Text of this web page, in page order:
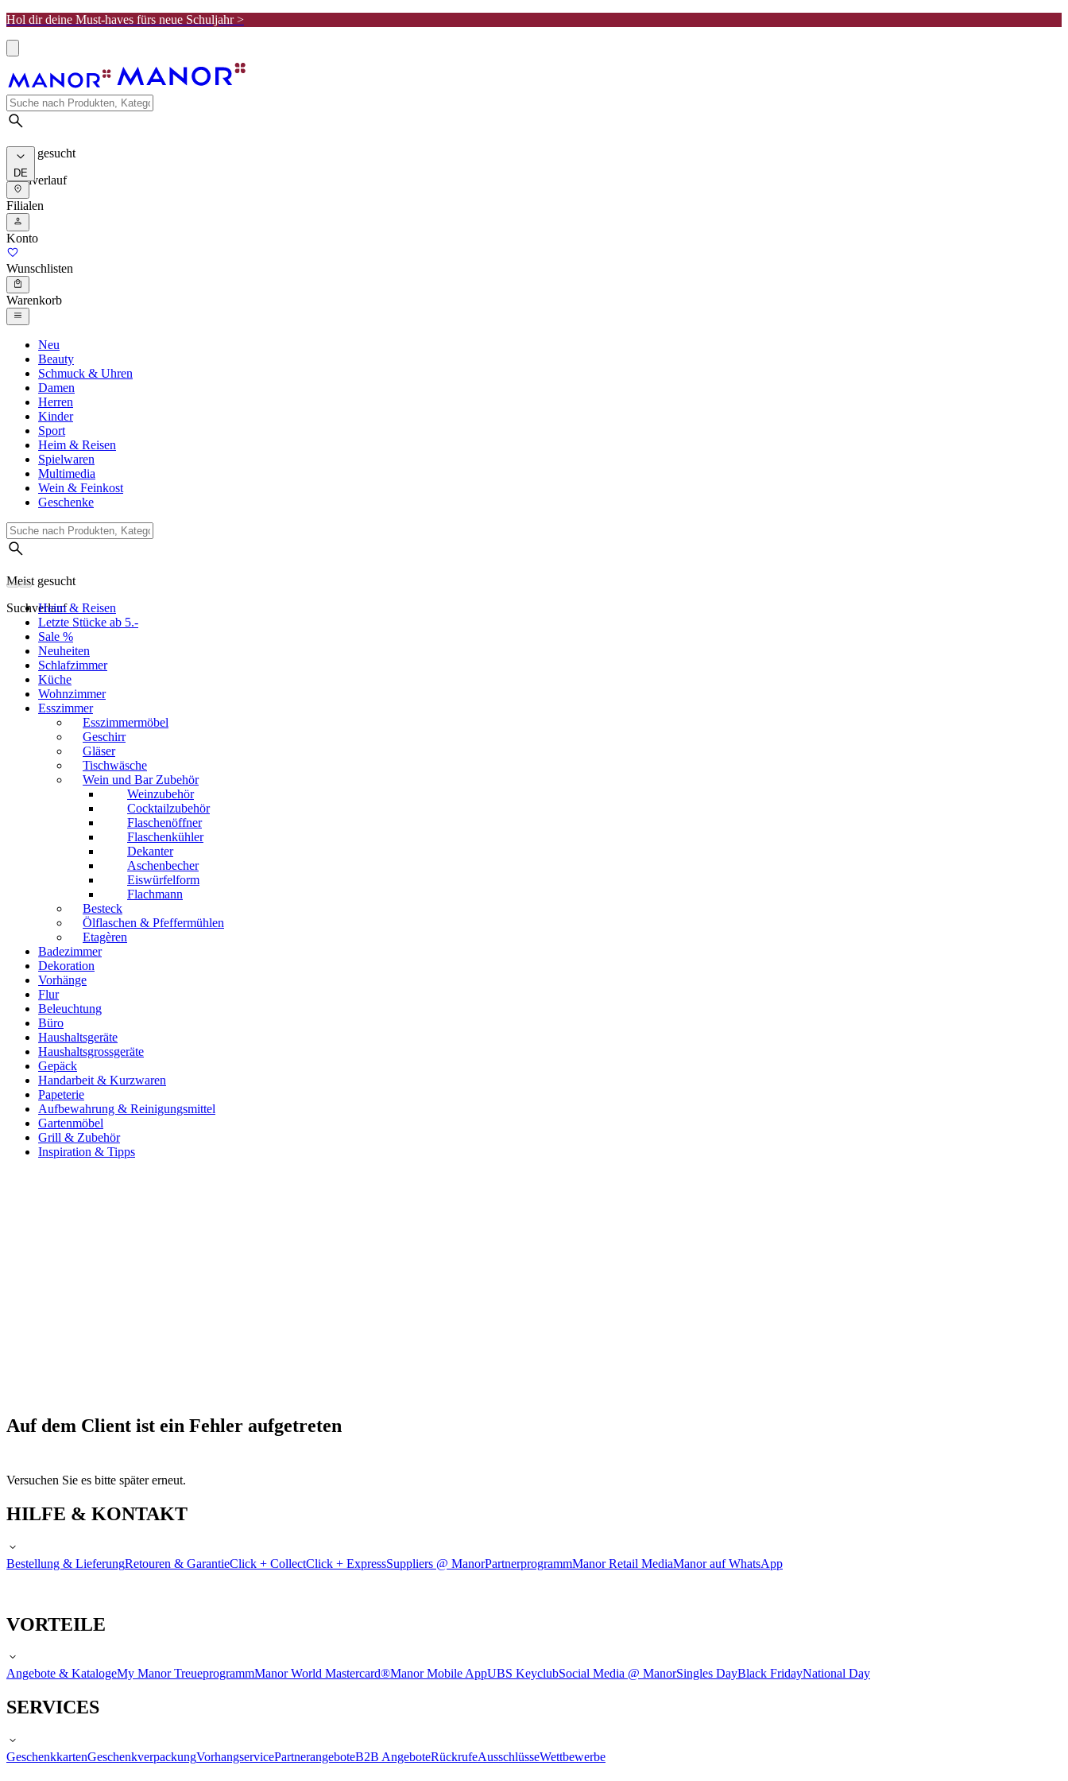
Hol dir deine Must-haves fürs neue Schuljahr >
Meist gesucht
Suchverlauf
DE
Filialen
Konto
Wunschlisten
Warenkorb
Neu
Beauty
Schmuck & Uhren
Damen
Herren
Kinder
Sport
Heim & Reisen
Spielwaren
Multimedia
Wein & Feinkost
Geschenke
Meist gesucht
SuchverlaufHeim & Reisen
Letzte Stücke ab 5.-
Sale %
Neuheiten
Schlafzimmer
Küche
Wohnzimmer
Esszimmer
Esszimmermöbel
Geschirr
Gläser
Tischwäsche
Wein und Bar Zubehör
Weinzubehör
Cocktailzubehör
Flaschenöffner
Flaschenkühler
Dekanter
Aschenbecher
Eiswürfelform
Flachmann
Besteck
Ölflaschen & Pfeffermühlen
Etagèren
Badezimmer
Dekoration
Vorhänge
Flur
Beleuchtung
Büro
Haushaltsgeräte
Haushaltsgrossgeräte
Gepäck
Handarbeit & Kurzwaren
Papeterie
Aufbewahrung & Reinigungsmittel
Gartenmöbel
Grill & Zubehör
Inspiration & Tipps
Auf dem Client ist ein Fehler aufgetreten
Versuchen Sie es bitte später erneut.
HILFE & KONTAKT
Bestellung & LieferungRetouren & GarantieClick + CollectClick + ExpressSuppliers @ ManorPartnerprogrammManor Retail MediaManor auf WhatsApp
VORTEILE
Angebote & KatalogeMy Manor TreueprogrammManor World Mastercard®Manor Mobile AppUBS KeyclubSocial Media @ ManorSingles DayBlack FridayNational Day
SERVICES
GeschenkkartenGeschenkverpackungVorhangservicePartnerangeboteB2B AngeboteRückrufeAusschlüsseWettbewerbe